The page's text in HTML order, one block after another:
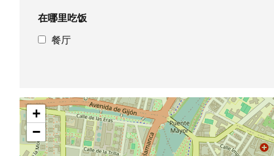
在哪里吃饭
餐厅
跳
过
地
图
+
−